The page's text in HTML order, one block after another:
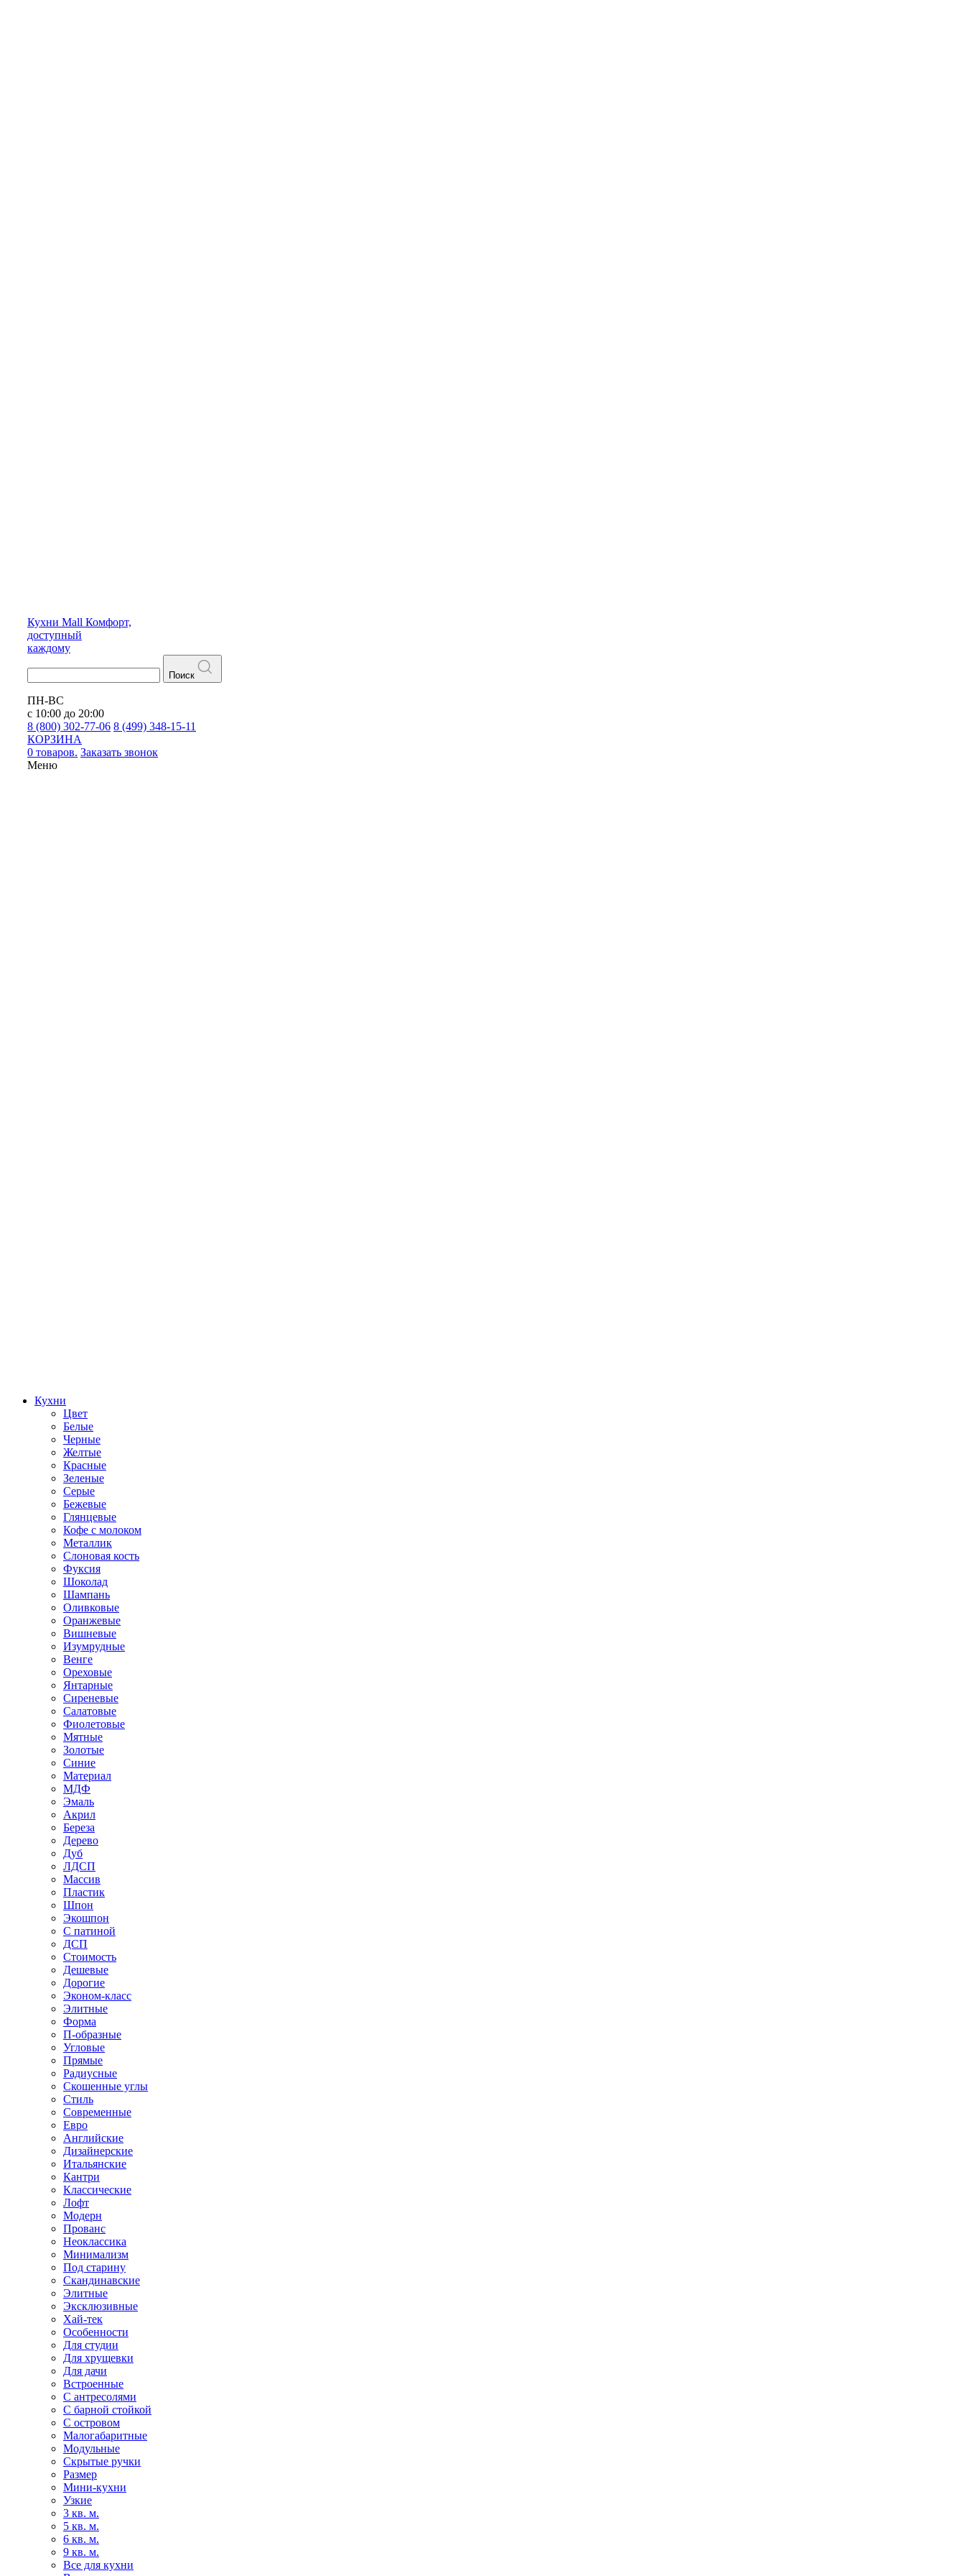
Кухни Mall Комфорт,
доступный
каждому
Поиск
ПН-ВС
с 10:00 до 20:00
8 (800) 302-77-06 8 (499) 348-15-11
КОРЗИНА
0 товаров. Заказать звонок
Меню
Кухни
Цвет
Белые
Черные
Желтые
Красные
Зеленые
Серые
Бежевые
Глянцевые
Кофе с молоком
Металлик
Слоновая кость
Фуксия
Шоколад
Шампань
Оливковые
Оранжевые
Вишневые
Изумрудные
Венге
Ореховые
Янтарные
Сиреневые
Салатовые
Фиолетовые
Мятные
Золотые
Синие
Материал
МДФ
Эмаль
Акрил
Береза
Дерево
Дуб
ЛДСП
Массив
Пластик
Шпон
Экошпон
С патиной
ДСП
Стоимость
Дешевые
Дорогие
Эконом-класс
Элитные
Форма
П-образные
Угловые
Прямые
Радиусные
Скошенные углы
Стиль
Современные
Евро
Английские
Дизайнерские
Итальянские
Кантри
Классические
Лофт
Модерн
Прованс
Неоклассика
Минимализм
Под старину
Скандинавские
Элитные
Эксклюзивные
Хай-тек
Особенности
Для студии
Для хрущевки
Для дачи
Встроенные
С антресолями
С барной стойкой
С островом
Малогабаритные
Модульные
Скрытые ручки
Размер
Мини-кухни
Узкие
3 кв. м.
5 кв. м.
6 кв. м.
9 кв. м.
Все для кухни